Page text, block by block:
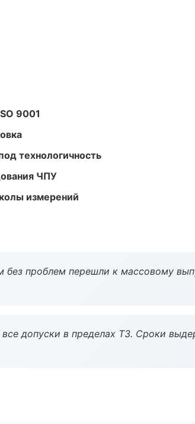
9001
технологичность
ЧПУ
измерений
проблем перешли к массовому
допуски в пределах ТЗ. Сроки